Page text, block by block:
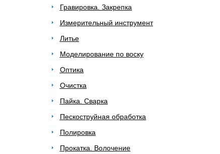
Гравировка. Закрепка
Измерительный инструмент
Литье
Моделирование по воску
Оптика
Очистка
Пайка. Сварка
Пескоструйная обработка
Полировка
Прокатка. Волочение